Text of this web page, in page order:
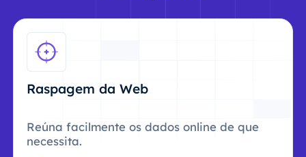
Raspagem da Web
Reúna facilmente os dados online de que
necessita.